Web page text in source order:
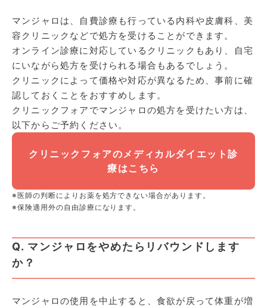
マンジャロは、自費診療も行っている内科や皮膚科、美
容クリニックなどで処方を受けることができます。
オンライン診療に対応しているクリニックもあり、自宅
にいながら処方を受けられる場合もあるでしょう。
クリニックによって価格や対応が異なるため、事前に確
認しておくことをおすすめします。
クリニックフォアでマンジャロの処方を受けたい方は、
以下からご予約ください。
クリニックフォアのメディカルダイエット診
療はこちら
※医師の判断によりお薬を処方できない場合があります。
※保険適用外の自由診療になります。
Q. マンジャロをやめたらリバウンドします
か？
マンジャロの使用を中止すると、食欲が戻って体重が増